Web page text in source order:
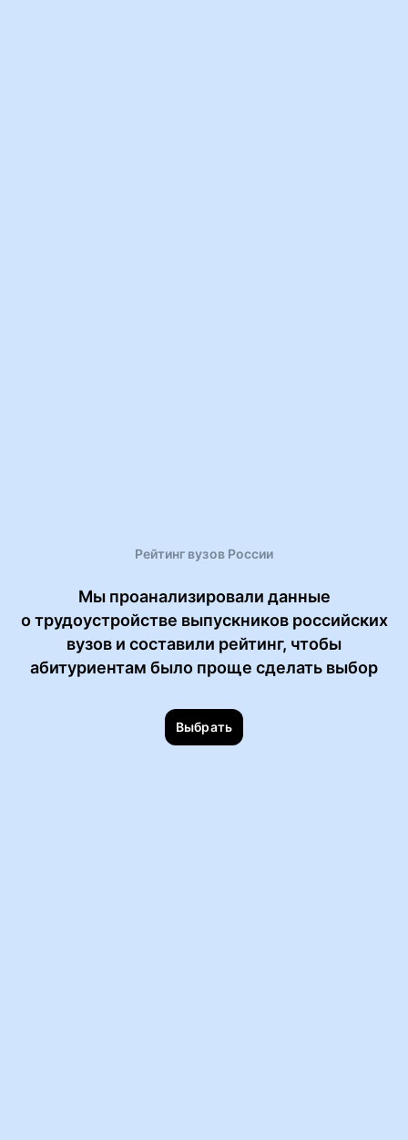
Рейтинг вузов России
Мы проанализировали данные
о трудоустройстве выпускников российских
вузов и составили рейтинг, чтобы
абитуриентам было проще сделать выбор
Выбрать